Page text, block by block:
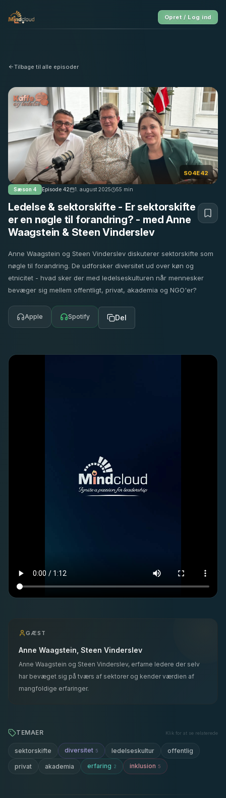
Opret / Log ind
Tilbage til alle episoder
S04E42
Sæson 4 Episode 42 1. august 2025 55 min
Ledelse & sektorskifte - Er sektorskifte
er en nøgle til forandring? - med Anne
Waagstein & Steen Vinderslev
Anne Waagstein og Steen Vinderslev diskuterer sektorskifte som
nøgle til forandring. De udforsker diversitet ud over køn og
etnicitet - hvad sker der med ledelseskulturen når mennesker
bevæger sig mellem offentligt, privat, akademia og NGO'er?
Apple Spotify Del
GÆST
Anne Waagstein, Steen Vinderslev
Anne Waagstein og Steen Vinderslev, erfarne ledere der selv
har bevæget sig på tværs af sektorer og kender værdien af
mangfoldige erfaringer.
TEMAER Klik for at se relaterede
sektorskifte diversitet 5 ledelseskultur offentlig
privat akademia erfaring 2 inklusion 5